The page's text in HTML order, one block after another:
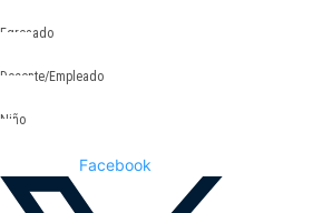
Egresado
Docente/Empleado
Niño
Facebook